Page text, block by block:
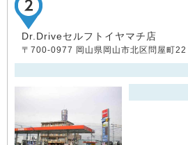
Dr.Driveセルフトイヤマチ店
〒700-0977 岡山県岡山市北区問屋町22